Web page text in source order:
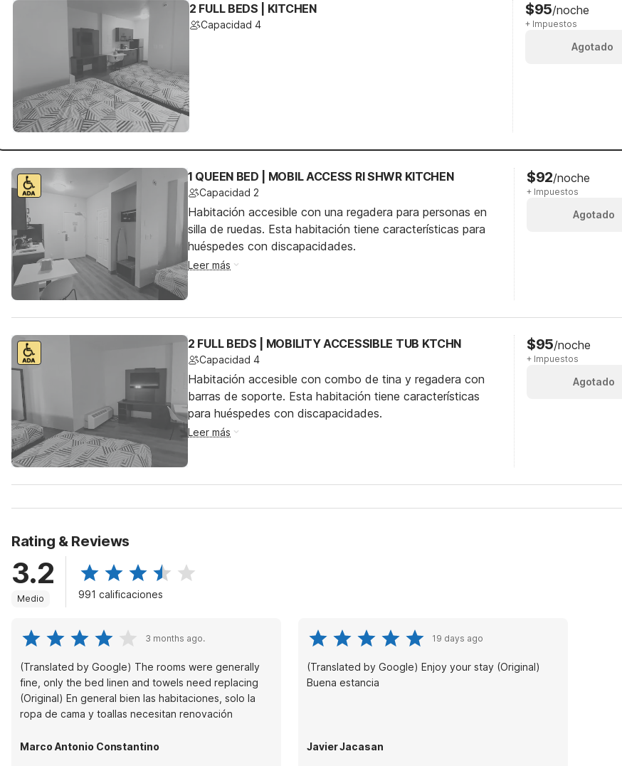
2 FULL BEDS | KITCHEN
Capacidad 4
$95/noche
+ Impuestos
Agotado
1 QUEEN BED | MOBIL ACCESS RI SHWR KITCHEN
Capacidad 2
Habitación accesible con una regadera para personas en
silla de ruedas. Esta habitación tiene características para
huéspedes con discapacidades.
Leer más
$92/noche
+ Impuestos
Agotado
2 FULL BEDS | MOBILITY ACCESSIBLE TUB KTCHN
Capacidad 4
Habitación accesible con combo de tina y regadera con
barras de soporte. Esta habitación tiene características
para huéspedes con discapacidades.
Leer más
$95/noche
+ Impuestos
Agotado
Rating & Reviews
3.2
Medio 991 calificaciones
3 months ago.
(Translated by Google) The rooms were generally
fine, only the bed linen and towels need replacing
(Original) En general bien las habitaciones, solo la
ropa de cama y toallas necesitan renovación
Marco Antonio Constantino
19 days ago
(Translated by Google) Enjoy your stay (Original)
Buena estancia
Javier Jacasan